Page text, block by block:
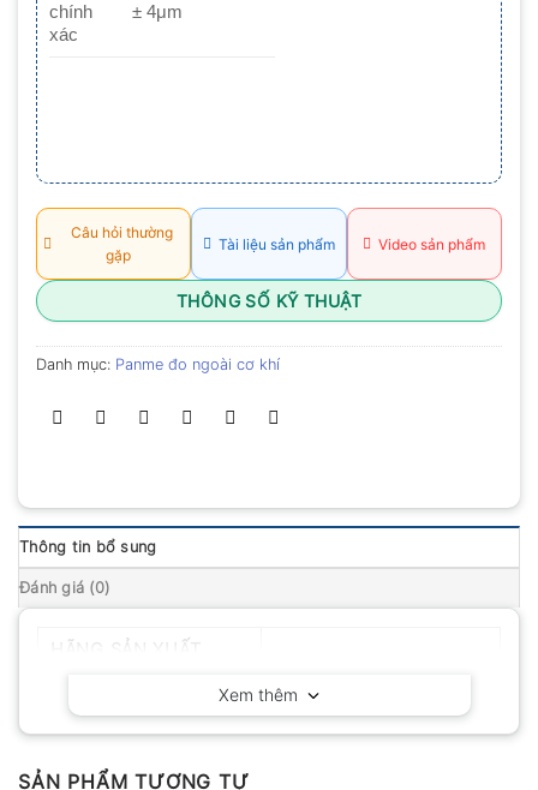
chính
xác
± 4μm
Câu hỏi thường
gặp
Tài liệu sản phẩm Video sản phẩm
THÔNG SỐ KỸ THUẬT
Danh mục: Panme đo ngoài cơ khí
Thông tin bổ sung
Đánh giá (0)
Xem thêm
SẢN PHẨM TƯƠNG TỰ